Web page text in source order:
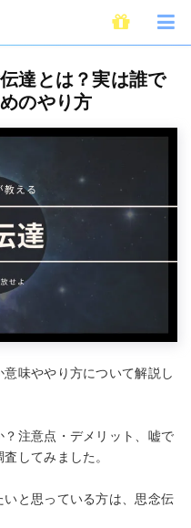
える】思念伝達とは？実は誰でも簡
達とは？実は誰で
のやり方
味ややり方について解説し
注意点・デメリット、嘘で
してみました。
と思っている方は、思念伝